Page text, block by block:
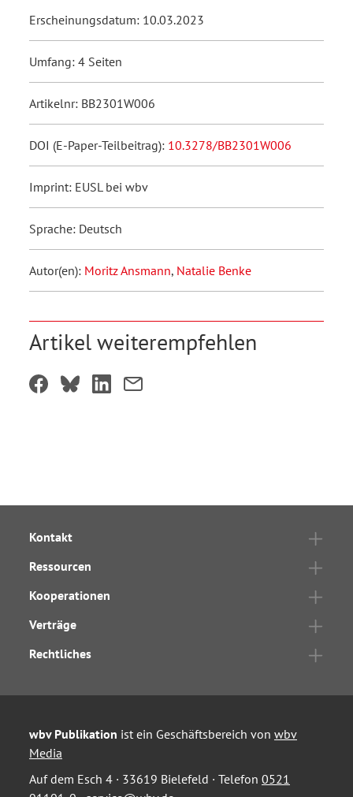
Erscheinungsdatum: 10.03.2023
Umfang: 4 Seiten
Artikelnr: BB2301W006
DOI (E-Paper-Teilbeitrag): 10.3278/BB2301W006
Imprint: EUSL bei wbv
Sprache: Deutsch
Autor(en): Moritz Ansmann, Natalie Benke
Artikel weiterempfehlen
Kontakt
Ressourcen
Kooperationen
Verträge
Rechtliches
wbv Publikation ist ein Geschäftsbereich von wbv
Media
Auf dem Esch 4 · 33619 Bielefeld · Telefon 0521